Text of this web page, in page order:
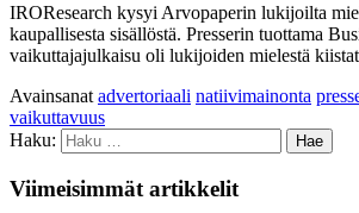
IROResearch kysyi Arvopaperin lukijoilta
kaupallisesta sisällöstä. Presserin tuottama
vaikuttajajulkaisu oli lukijoiden mielestä
Avainsanat advertoriaali natiivimainonta
vaikuttavuus
Haku:
Viimeisimmät artikkelit